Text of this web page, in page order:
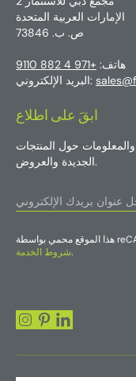
الإمارات العربية المتحدة
ص. ب. 73846
هاتف: +971 4 882 9110
البريد الإلكتروني:
ابقَ على اطلاع
حول المنتجات
الجديدة والعروض.
شروط الخدمة.